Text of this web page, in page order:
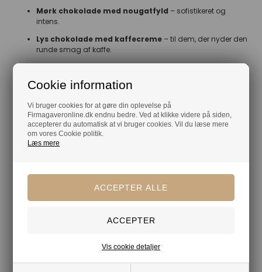
Cookie information
Vi bruger cookies for at gøre din oplevelse på
Firmagaveronline.dk endnu bedre. Ved at klikke videre på siden,
accepterer du automatisk at vi bruger cookies. Vil du læse mere
om vores Cookie politik.
Læs mere
Vis cookie detaljer
Mørk chokolade med nougatfyld – sofistikeret og
intens.
Lys chokolade med kaffecreme – til dem, der nyder den
runde smag af kaffe.
– en blød og sød
lakridselskere.
Flødekaramel med butterscotch– blød, sød og
uimodståelig.
– en klassiker, der fuldender